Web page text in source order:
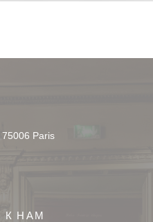
Paris((открывается в
К НАМ